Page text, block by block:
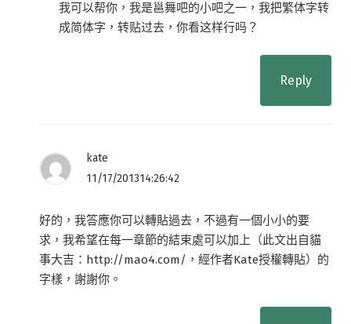
我可以帮你，我是邕舞吧的小吧之一，我把繁体字转
成简体字，转贴过去，你看这样行吗？
Reply
kate
11/17/201314:26:42
好的，我答應你可以轉貼過去，不過有一個小小的要
求，我希望在每一章節的結束處可以加上（此文出自貓
事大吉：http://mao4.com/，經作者Kate授權轉貼）的
字樣，謝謝你。